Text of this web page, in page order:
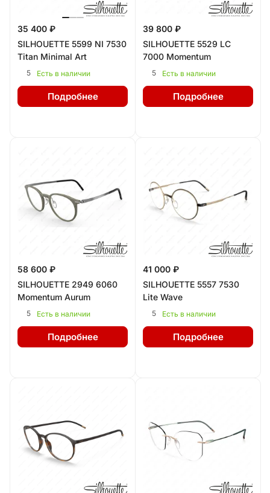
35 400 ₽
SILHOUETTE 5599 NI 7530
Titan Minimal Art
5 Есть в наличии
Подробнее
39 800 ₽
SILHOUETTE 5529 LC
7000 Momentum
5 Есть в наличии
Подробнее
58 600 ₽
SILHOUETTE 2949 6060
Momentum Aurum
5 Есть в наличии
Подробнее
41 000 ₽
SILHOUETTE 5557 7530
Lite Wave
5 Есть в наличии
Подробнее